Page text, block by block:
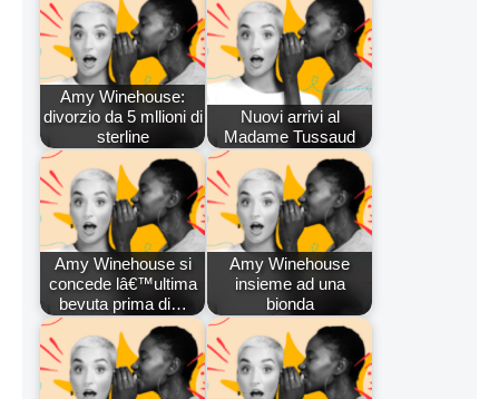
Amy Winehouse:
divorzio da 5 mllioni di
sterline
Nuovi arrivi al
Madame Tussaud
Amy Winehouse si
concede lâ€™ultima
bevuta prima di…
Amy Winehouse
insieme ad una
bionda